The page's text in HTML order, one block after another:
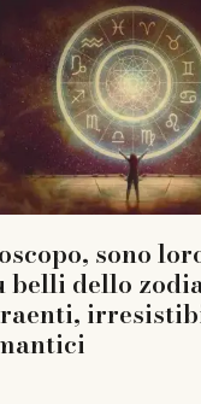
sono
belli dello